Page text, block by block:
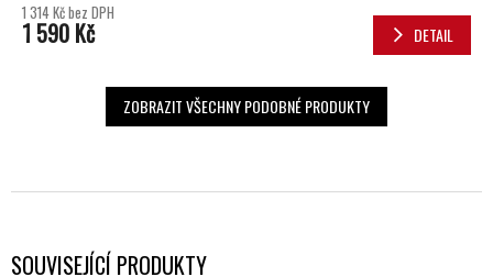
SOUVISEJÍCÍ PRODUKTY
1 314 Kč bez DPH
1 590 Kč DETAIL
ZOBRAZIT VŠECHNY PODOBNÉ PRODUKTY